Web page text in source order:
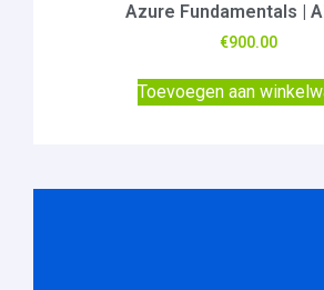
Azure Fundamentals |
€900.00
Toevoegen aan